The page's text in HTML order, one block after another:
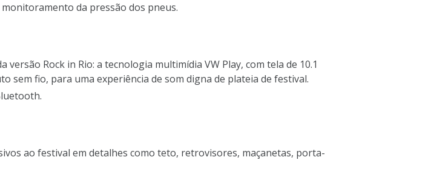
da pressão dos pneus.
Rock in Rio: a tecnologia multimídia VW Play, com tela de 10.1
sem fio, para uma experiência de som digna de plateia de festival.
ao festival em detalhes como teto, retrovisores, maçanetas, porta-